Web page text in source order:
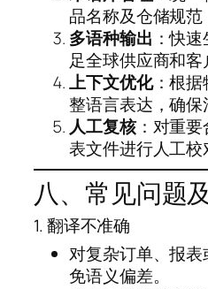
品名称及仓储规范
多语种输出 ：快
足全球供应商和客
上下文优化：根据
整语言表达，确保
人工复核：对重要
表文件进行人工校
八、常见问题
1. 翻译不准确
对复杂订单、报
免语义偏差。